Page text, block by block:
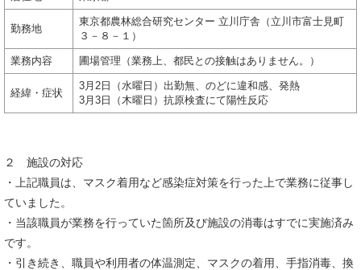
勤務地
東京都農林総合研究センター 立川庁舎（立川市富士見町
３－８－１）
業務内容 圃場管理（業務上、都民との接触はありません。）
経緯・症状
3月2日（水曜日）出勤無、のどに違和感、発熱
3月3日（木曜日）抗原検査にて陽性反応
２ 施設の対応
・上記職員は、マスク着用など感染症対策を行った上で業務に従事し
ていました。
・当該職員が業務を行っていた箇所及び施設の消毒はすでに実施済み
です。
・引き続き、職員や利用者の体温測定、マスクの着用、手指消毒、換